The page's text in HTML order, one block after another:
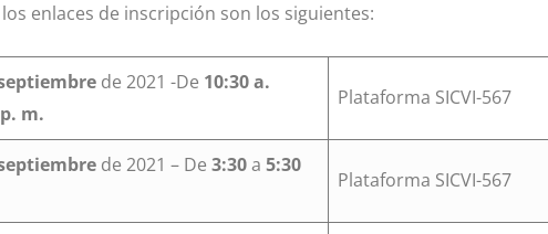
enlaces de inscripción son los siguientes:
de 2021 -De 10:30 a.
m.
Plataforma SICVI-567
de 2021 – De 3:30a 5:30
Plataforma SICVI-567